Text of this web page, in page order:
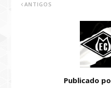
ANTIGOS
Publicado